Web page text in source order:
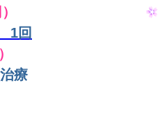
1回
治療